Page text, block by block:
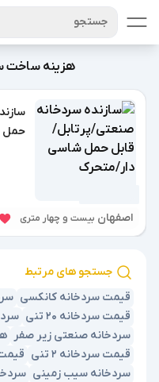
جستجو
هزینه ساخت سردخانه
حمل
اصفهان بیست و چهار متری
جستجو های مرتبط
قیمت سردخانه کانکسی
قیمت سردخانه 20 تنی
سردخانه صنعتی زیر صفر
قیمت سردخانه 2 تنی
سردخانه سیب زمینی